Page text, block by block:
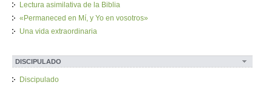
Lectura asimilativa de la Biblia
«Permaneced en Mí, y Yo en vosotros»
Una vida extraordinaria
DISCIPULADO
Discipulado